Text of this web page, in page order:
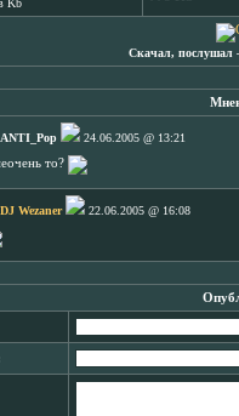
Kb
Скачал, послушал
ANTI_Pop
24.06.2005 @ 13:21
то?
DJ Wezaner
22.06.2005 @ 16:08